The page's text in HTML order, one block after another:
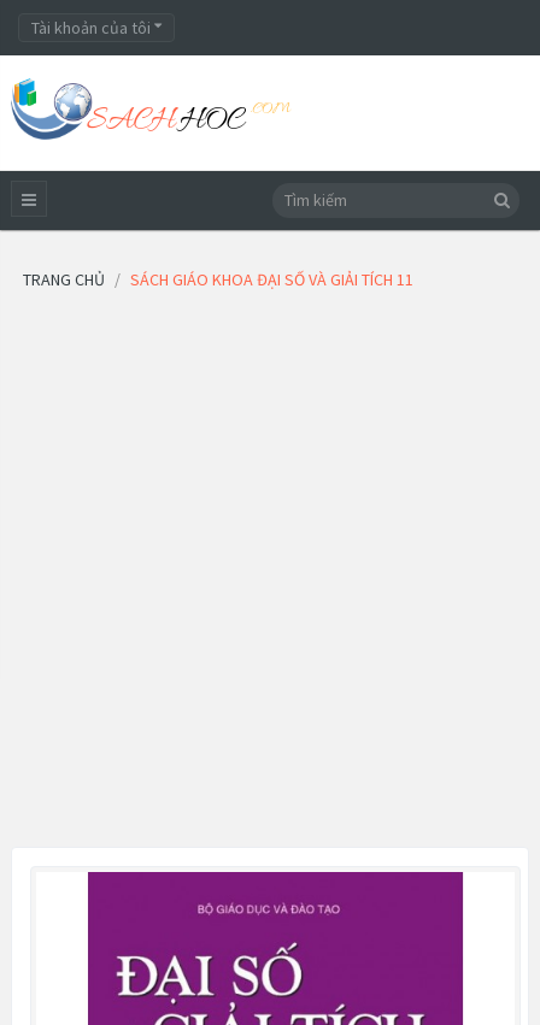
Tài khoản của tôi
TRANG CHỦ SÁCH GIÁO KHOA ĐẠI SỐ VÀ GIẢI TÍCH 11